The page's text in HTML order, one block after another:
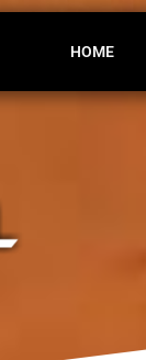
HOME